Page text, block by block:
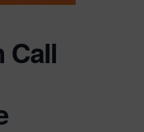
Call